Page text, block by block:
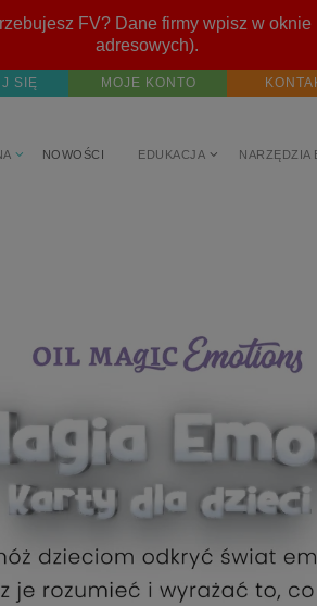
FV? Dane firmy wpisz w
adresowych).
SIĘ MOJE KONTO
NOWOŚCI EDUKACJA NARZĘDZIA